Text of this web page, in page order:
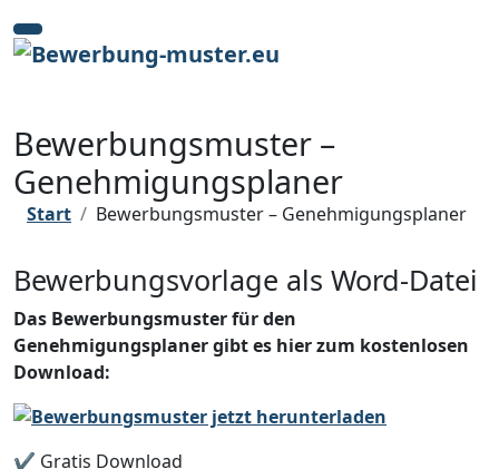
Inhalt
springen
Bewerbungsmuster –
Genehmigungsplaner
Start Bewerbungsmuster – Genehmigungsplaner
Bewerbungsvorlage als Word-Datei
Das Bewerbungsmuster für den
Genehmigungsplaner gibt es hier zum kostenlosen
Download:
✔️ Gratis Download